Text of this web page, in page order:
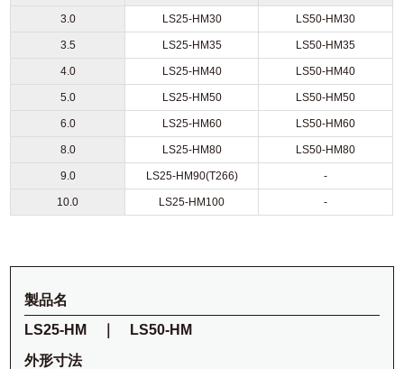
3.0 LS25-HM30 LS50-HM30
3.5 LS25-HM35 LS50-HM35
4.0 LS25-HM40 LS50-HM40
5.0 LS25-HM50 LS50-HM50
6.0 LS25-HM60 LS50-HM60
8.0 LS25-HM80 LS50-HM80
9.0 LS25-HM90(T266) -
10.0 LS25-HM100 -
製品名
LS25-HM ｜ LS50-HM
外形寸法